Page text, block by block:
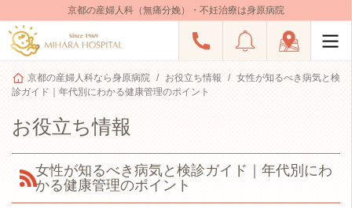
京都の産婦人科（無痛分娩）・不妊治療は身原病院
京都の産婦人科なら身原病院 お役立ち情報
女性が知るべき病気と検
診ガイド｜年代別にわかる健康管理のポイント
お役立ち情報
女性が知るべき病気と検診ガイド｜年代別にわ
かる健康管理のポイント